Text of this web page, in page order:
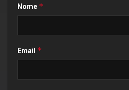
Nome *
Email *